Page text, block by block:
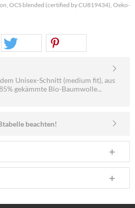
OCS blended (certified by CU819434), Oeko-
Unisex-Schnitt (medium fit), aus
gekämmte Bio-Baumwolle...
beachten!